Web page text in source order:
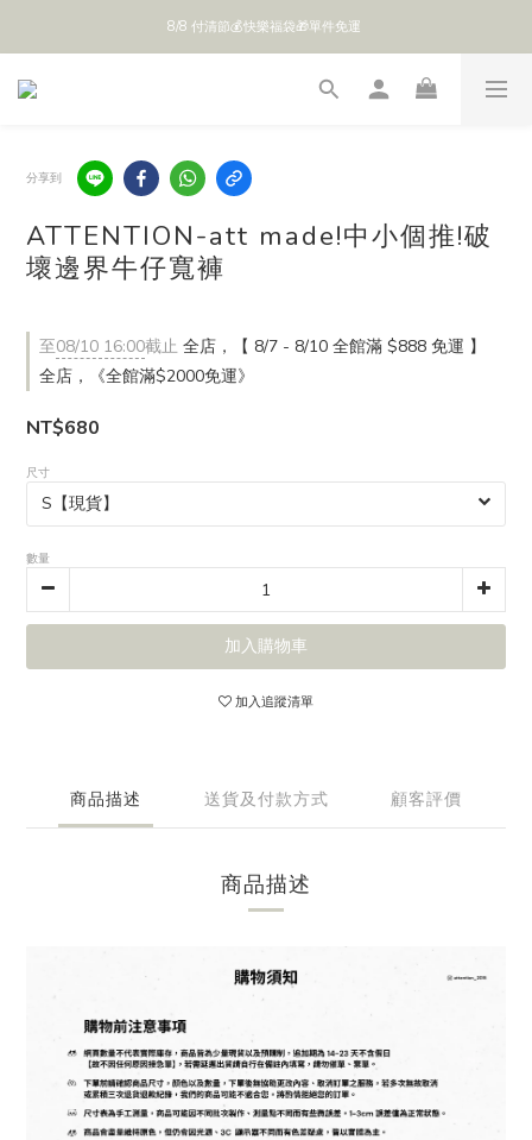
全館 $888 免運
8/8 付清節💰快樂福袋🎁單件免運
分享到
ATTENTION-att made!中小個推!破
壞邊界牛仔寬褲
至08/10 16:00截止 全店，【 8/7 - 8/10 全館滿 $888 免運 】
全店，《全館滿$2000免運》
NT$680
尺寸
數量
加入購物車
加入追蹤清單
商品描述 送貨及付款方式 顧客評價
商品描述